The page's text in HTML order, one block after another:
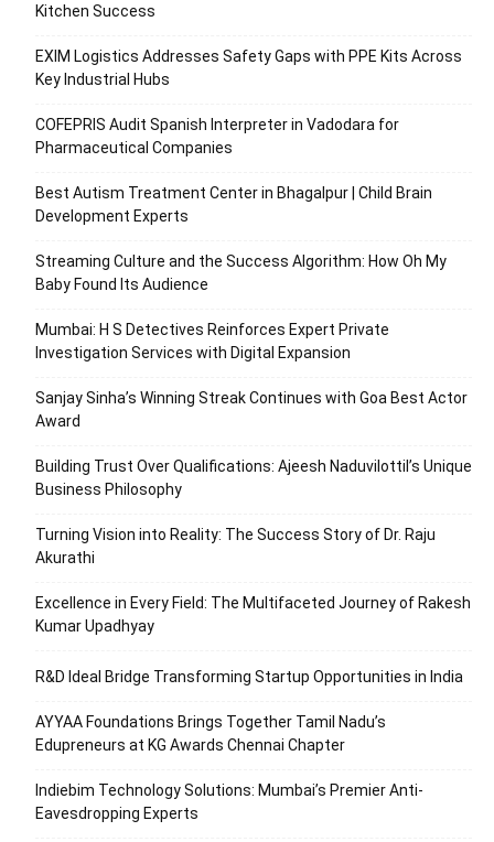
Kitchen Success
EXIM Logistics Addresses Safety Gaps with PPE Kits Across
Key Industrial Hubs
COFEPRIS Audit Spanish Interpreter in Vadodara for
Pharmaceutical Companies
Best Autism Treatment Center in Bhagalpur | Child Brain
Development Experts
Streaming Culture and the Success Algorithm: How Oh My
Baby Found Its Audience
Mumbai: H S Detectives Reinforces Expert Private
Investigation Services with Digital Expansion
Sanjay Sinha’s Winning Streak Continues with Goa Best Actor
Award
Building Trust Over Qualifications: Ajeesh Naduvilottil’s Unique
Business Philosophy
Turning Vision into Reality: The Success Story of Dr. Raju
Akurathi
Excellence in Every Field: The Multifaceted Journey of Rakesh
Kumar Upadhyay
R&D Ideal Bridge Transforming Startup Opportunities in India
AYYAA Foundations Brings Together Tamil Nadu’s
Edupreneurs at KG Awards Chennai Chapter
Indiebim Technology Solutions: Mumbai’s Premier Anti-
Eavesdropping Experts